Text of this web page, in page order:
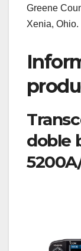
Greene
Xenia, Ohio.
doble